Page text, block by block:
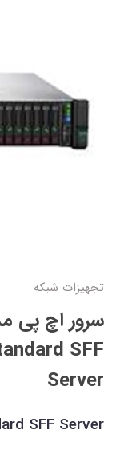
تجهیزات شبکه
SFF
Server
SFF Server